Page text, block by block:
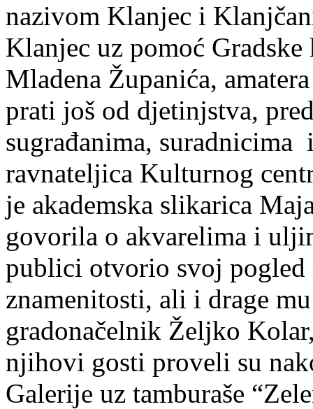
nazivom Klanjec i
Klanjec uz pomoć
Mladena Županića,
prati još od djetinjstva,
sugrađanima,
ravnateljica Kulturnog
je akademska slikarica
govorila o akvarelima i
publici otvorio svoj pogled
znamenitosti, ali i drage
gradonačelnik Željko
njihovi gosti proveli su
Galerije uz tamburaše